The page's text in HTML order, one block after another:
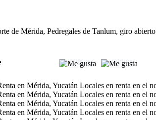
de Mérida, Pedregales de Tanlum, giro abierto